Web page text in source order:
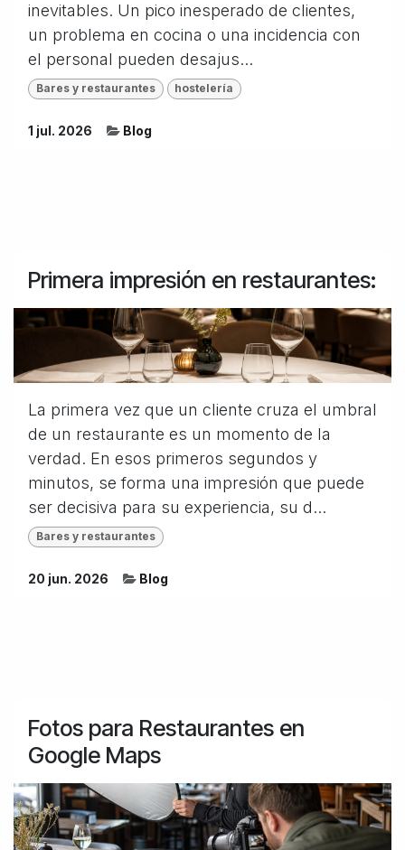
inevitables. Un pico inesperado de clientes,
un problema en cocina o una incidencia con
el personal pueden desajus...
Bares y restaurantes hostelería
1 jul. 2026 Blog
Primera impresión en restaurantes:
La primera vez que un cliente cruza el umbral
de un restaurante es un momento de la
verdad. En esos primeros segundos y
minutos, se forma una impresión que puede
ser decisiva para su experiencia, su d...
Bares y restaurantes
20 jun. 2026 Blog
Fotos para Restaurantes en
Google Maps